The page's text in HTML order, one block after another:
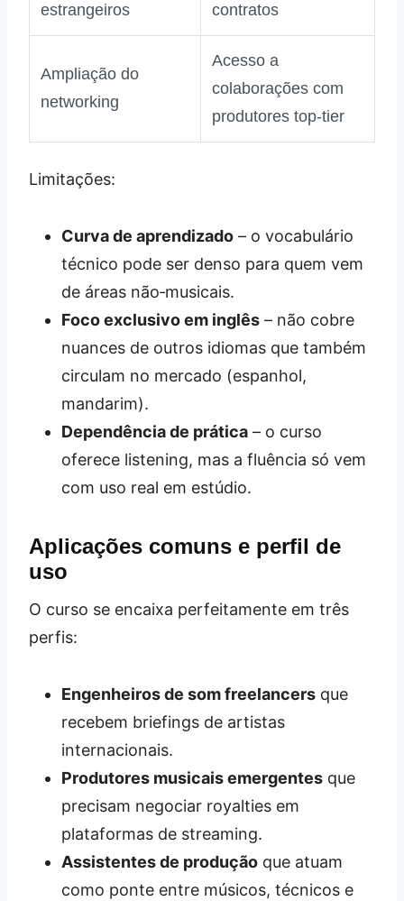
estrangeiros
contratos
Ampliação do
networking
Acesso a
colaborações com
produtores top‑tier
Limitações:
Curva de aprendizado – o vocabulário
técnico pode ser denso para quem vem
de áreas não‑musicais.
Foco exclusivo em inglês – não cobre
nuances de outros idiomas que também
circulam no mercado (espanhol,
mandarim).
Dependência de prática – o curso
oferece listening, mas a fluência só vem
com uso real em estúdio.
Aplicações comuns e perfil de
uso
O curso se encaixa perfeitamente em três
perfis:
Engenheiros de som freelancers que
recebem briefings de artistas
internacionais.
Produtores musicais emergentes que
precisam negociar royalties em
plataformas de streaming.
Assistentes de produção que atuam
como ponte entre músicos, técnicos e